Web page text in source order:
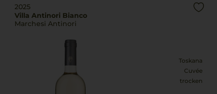
2025
Villa Antinori Bianco
Marchesi Antinori
Toskana
Cuvée
trocken